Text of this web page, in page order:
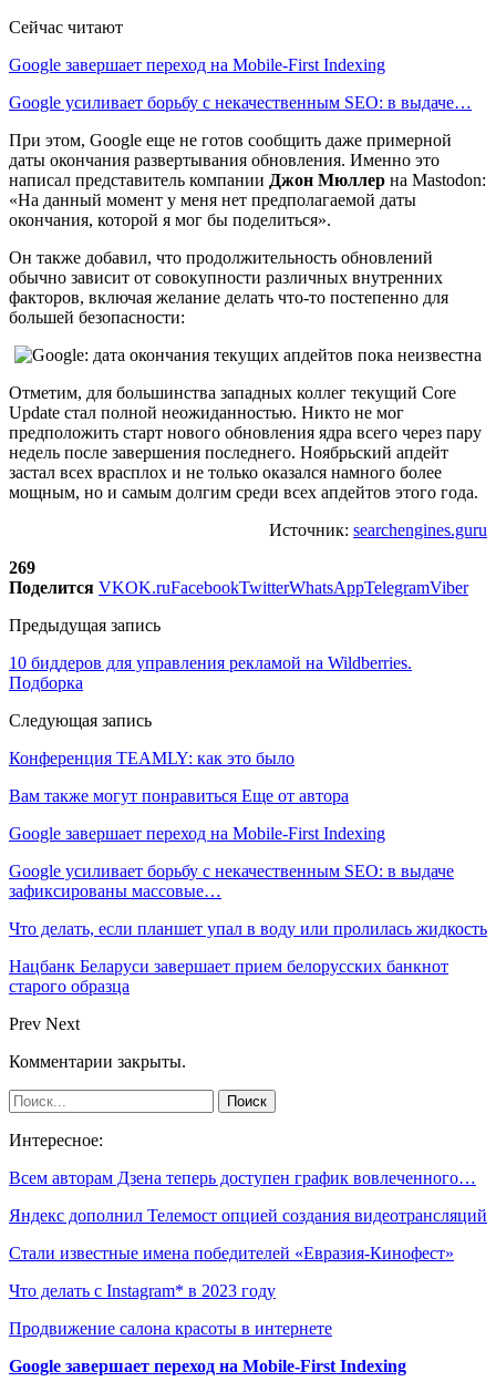
Сейчас читают
Google завершает переход на Mobile-First Indexing
Google усиливает борьбу с некачественным SEO: в выдаче…
При этом, Google еще не готов сообщить даже примерной
даты окончания развертывания обновления. Именно это
написал представитель компании Джон Мюллер на Mastodon:
«На данный момент у меня нет предполагаемой даты
окончания, которой я мог бы поделиться».
Он также добавил, что продолжительность обновлений
обычно зависит от совокупности различных внутренних
факторов, включая желание делать что-то постепенно для
большей безопасности:
Отметим, для большинства западных коллег текущий Core
Update стал полной неожиданностью. Никто не мог
предположить старт нового обновления ядра всего через пару
недель после завершения последнего. Ноябрьский апдейт
застал всех врасплох и не только оказался намного более
мощным, но и самым долгим среди всех апдейтов этого года.
Источник: searchengines.guru
269
Поделится VKOK.ruFacebookTwitterWhatsAppTelegramViber
Предыдущая запись
10 биддеров для управления рекламой на Wildberries.
Подборка
Следующая запись
Конференция TEAMLY: как это было
Вам также могут понравиться Еще от автора
Google завершает переход на Mobile-First Indexing
Google усиливает борьбу с некачественным SEO: в выдаче
зафиксированы массовые…
Что делать, если планшет упал в воду или пролилась жидкость
Нацбанк Беларуси завершает прием белорусских банкнот
старого образца
Prev Next
Комментарии закрыты.
Интересное:
Всем авторам Дзена теперь доступен график вовлеченного…
Яндекс дополнил Телемост опцией создания видеотрансляций
Стали известные имена победителей «Евразия-Кинофест»
Что делать с Instagram* в 2023 году
Продвижение салона красоты в интернете
Google завершает переход на Mobile-First Indexing